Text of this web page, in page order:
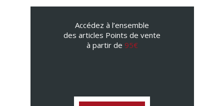
Accédez à l’ensemble
des articles Points de vente
à partir de 95€